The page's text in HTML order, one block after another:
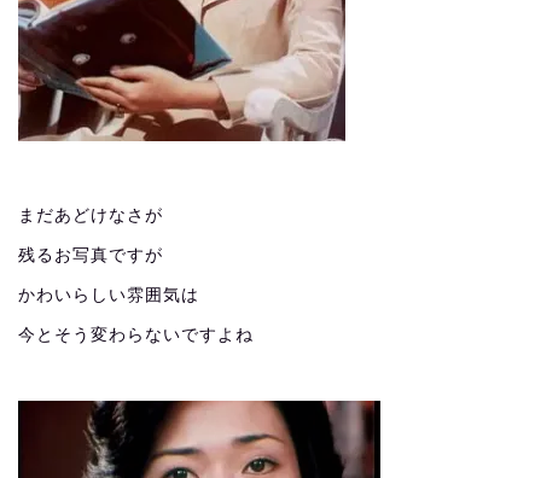
まだあどけなさが
残るお写真ですが
かわいらしい雰囲気は
今とそう変わらないですよね